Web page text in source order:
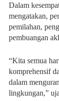
Dalam
mengatakan,
pemilahan,
pembuangan
“Kita semua
komprehensif
dalam
lingkungan,”